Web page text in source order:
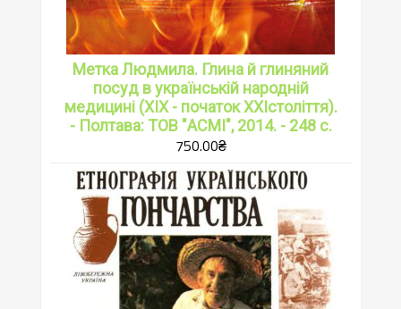
Метка Людмила. Глина й глиняний
посуд в українській народній
медицині (ХІХ - початок ХХІстоліття).
- Полтава: ТОВ "АСМІ", 2014. - 248 с.
750.00₴